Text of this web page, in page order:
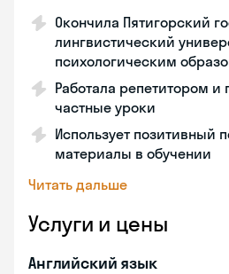
Окончила Пятигорский
лингвистический
психологическим
Работала репетитором и
частные уроки
Использует позитивный
материалы в обучении
Читать дальше
Услуги и цены
Английский язык